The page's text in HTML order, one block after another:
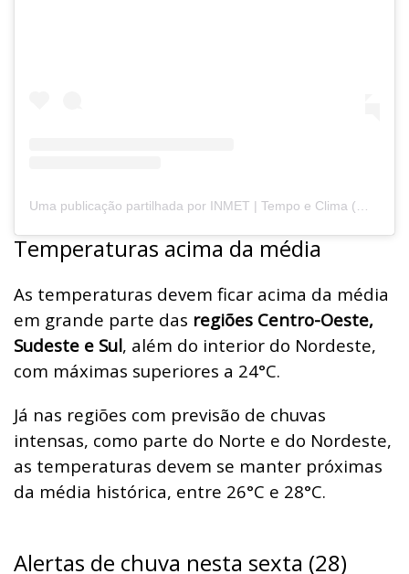
Temperaturas acima da média
As temperaturas devem ficar acima da média
em grande parte das regiões Centro-Oeste,
Sudeste e Sul, além do interior do Nordeste,
com máximas superiores a 24°C.
Já nas regiões com previsão de chuvas
intensas, como parte do Norte e do Nordeste,
as temperaturas devem se manter próximas
da média histórica, entre 26°C e 28°C.
Alertas de chuva nesta sexta (28)